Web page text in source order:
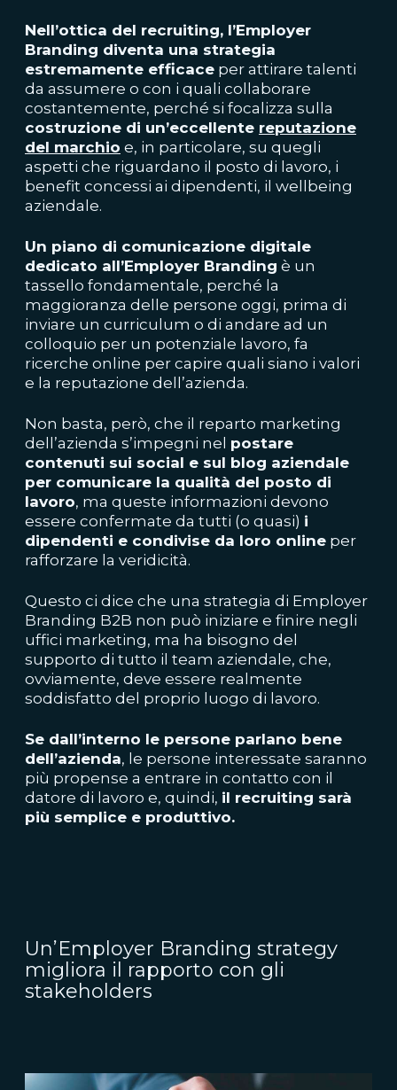
Nell’ottica del recruiting, l’Employer
Branding diventa una strategia
estremamente efficace per attirare talenti
da assumere o con i quali collaborare
costantemente, perché si focalizza sulla
costruzione di un’eccellente reputazione
del marchio e, in particolare, su quegli
aspetti che riguardano il posto di lavoro, i
benefit concessi ai dipendenti, il wellbeing
aziendale.
Un piano di comunicazione digitale
dedicato all’Employer Branding è un
tassello fondamentale, perché la
maggioranza delle persone oggi, prima di
inviare un curriculum o di andare ad un
colloquio per un potenziale lavoro, fa
ricerche online per capire quali siano i valori
e la reputazione dell’azienda.
Non basta, però, che il reparto marketing
dell’azienda s’impegni nel postare
contenuti sui social e sul blog aziendale
per comunicare la qualità del posto di
lavoro, ma queste informazioni devono
essere confermate da tutti (o quasi) i
dipendenti e condivise da loro online per
rafforzare la veridicità.
Questo ci dice che una strategia di Employer
Branding B2B non può iniziare e finire negli
uffici marketing, ma ha bisogno del
supporto di tutto il team aziendale, che,
ovviamente, deve essere realmente
soddisfatto del proprio luogo di lavoro.
Se dall’interno le persone parlano bene
dell’azienda, le persone interessate saranno
più propense a entrare in contatto con il
datore di lavoro e, quindi, il recruiting sarà
più semplice e produttivo.
Un’Employer Branding strategy
migliora il rapporto con gli
stakeholders